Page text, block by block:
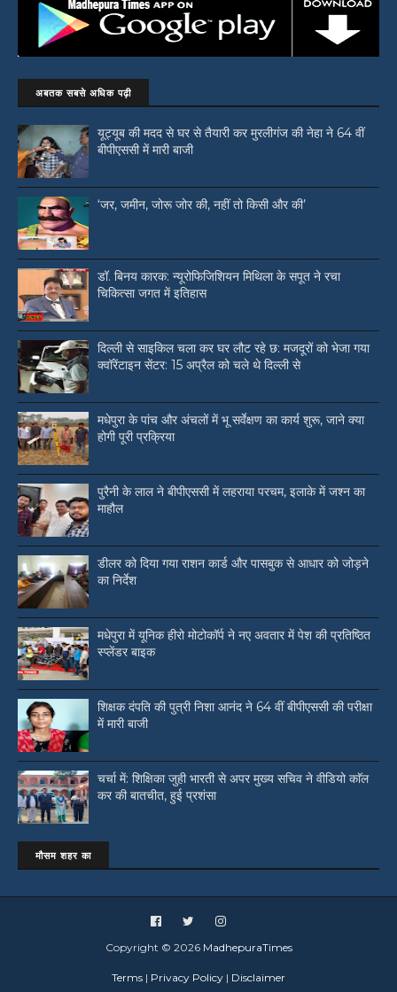
अबतक सबसे अधिक पढ़ी
यूट्यूब की मदद से घर से तैयारी कर मुरलीगंज की नेहा ने 64 वीं
बीपीएससी में मारी बाजी
‘जर, जमीन, जोरू जोर की, नहीं तो किसी और की’
डॉ. बिनय कारक: न्यूरोफिजिशियन मिथिला के सपूत ने रचा
चिकित्सा जगत में इतिहास
दिल्ली से साइकिल चला कर घर लौट रहे छ: मजदूरों को भेजा गया
क्वॉरेंटाइन सेंटर: 15 अप्रैल को चले थे दिल्ली से
मधेपुरा के पांच और अंचलों में भू सर्वेक्षण का कार्य शुरू, जाने क्या
होगी पूरी प्रक्रिया
पुरैनी के लाल ने बीपीएससी में लहराया परचम, इलाके में जश्न का
माहौल
डीलर को दिया गया राशन कार्ड और पासबुक से आधार को जोड़ने
का निर्देश
मधेपुरा में यूनिक हीरो मोटोकॉर्प ने नए अवतार में पेश की प्रतिष्ठित
स्प्लेंडर बाइक
शिक्षक दंपति की पुत्री निशा आनंद ने 64 वीं बीपीएससी की परीक्षा
में मारी बाजी
चर्चा में: शिक्षिका जुही भारती से अपर मुख्य सचिव ने वीडियो काॅल
कर की बातचीत, हुई प्रशंसा
मौसम शहर का
Copyright © 2026 MadhepuraTimes
Terms | Privacy Policy | Disclaimer